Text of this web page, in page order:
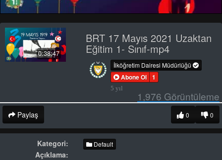
Video
0:38:47
BRT 17 Mayıs 2021 Uzaktan
Eğitim 1- Sınıf-mp4
İlköğretim Dairesi Müdürlüğü
Abone Ol 1
5 yıl
1,976 Görüntüleme
Paylaş 0
0
Kategori: Default
Açıklama: